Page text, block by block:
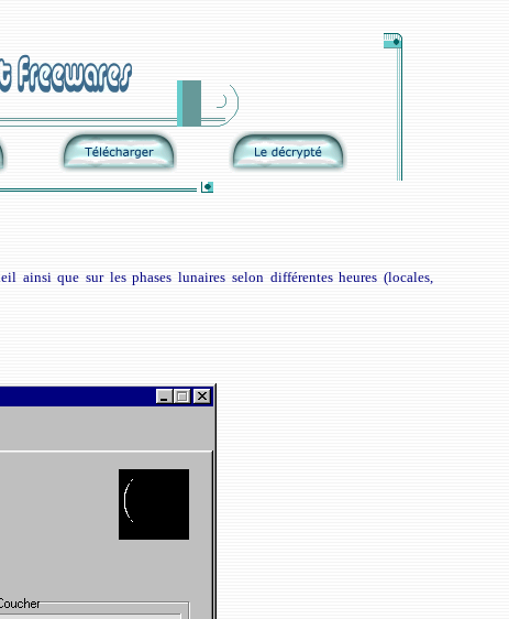
que sur les phases lunaires selon différentes heures (locales,